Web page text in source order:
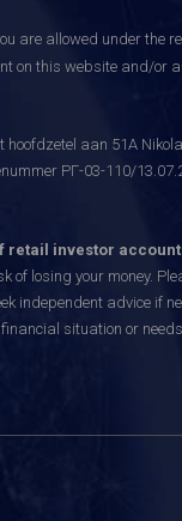
are allowed under the
on this website and/or
aan 51A
РГ-03-110/
retail investor
of losing your money.
independent advice if
situation or